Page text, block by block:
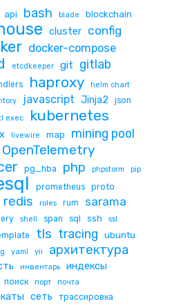
api bash blade blockchain
cluster config
docker-compose
etcdkeeper git gitlab
haproxy
helm chart
javascript Jinja2 json
exec kubernetes
livewire map mining pool
OpenTelemetry
pg_hba php phpstorm pip
prometheus proto
redis roles rum sarama
shell span sql ssh ssl
tls tracing ubuntu
yaml yii архитектура
инвентарь индексы
поиск порт
почта
сеть трассировка